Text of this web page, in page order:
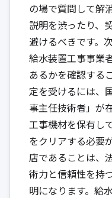
の場で質問して解
説明を渋ったり、
避けるべきです。
給水装置工事事業
あるかを確認する
定を受けるには、
事主任技術者」が
工事機材を保有し
をクリアする必要
店であることは、
術力と信頼性を持
明になります。給